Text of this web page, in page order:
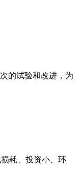
的试验和改进，为
耗、投资小、环